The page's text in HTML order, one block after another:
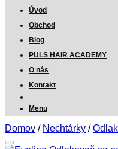
Úvod
Obchod
Blog
PULS HAIR ACADEMY
O nás
Kontakt
Menu
Domov / Nechtárky /